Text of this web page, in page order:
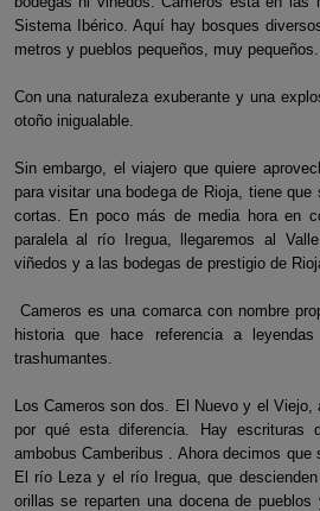
Sistema Ibérico. Aquí hay bosques
metros y pueblos pequeños, muy pequeños.
Con una naturaleza exuberante y una
otoño inigualable.
Sin embargo, el viajero que quiere
para visitar una bodega de Rioja, tiene
cortas. En poco más de media hora en
paralela al río Iregua, llegaremos al
viñedos y a las bodegas de prestigio de
Cameros es una comarca con nombre
historia que hace referencia a
trashumantes.
Los Cameros son dos. El Nuevo y el Viejo,
por qué esta diferencia. Hay
ambobus Camberibus . Ahora decimos
El río Leza y el río Iregua, que
orillas se reparten una docena de